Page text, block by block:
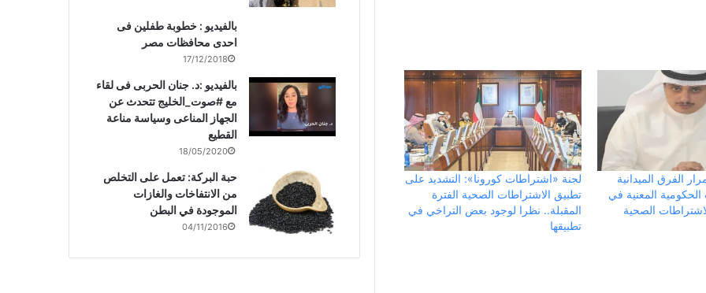
الفرق الميدانية
الحكومية المعنية في
الصحية
لجنة «اشتراطات كورونا»: التشديد على
تطبيق الاشتراطات الصحية الفترة
المقبلة.. نظرا لوجود بعض التراخي في
تطبيقها
بالفيديو : خطوبة طفلين فى
احدى محافظات مصر
17/12/2018
بالفيديو :د. جنان الحربى فى لقاء
مع #صوت_الخليج تتحدث عن
الجهاز المناعى وسياسة مناعة
القطيع
18/05/2020
حبة البركة: تعمل على التخلص
من الانتفاخات والغازات
الموجودة في البطن
04/11/2016